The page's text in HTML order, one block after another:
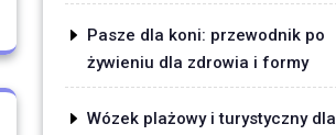
Pasze dla koni: przewodnik po
żywieniu dla zdrowia i formy
Wózek plażowy i turystyczny dla